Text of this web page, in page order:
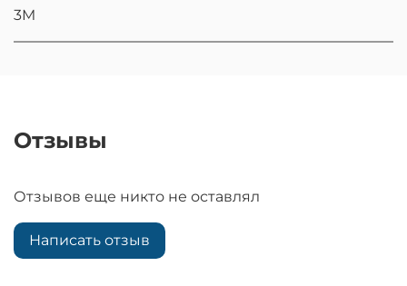
3M
Отзывы
Отзывов еще никто не оставлял
Написать отзыв